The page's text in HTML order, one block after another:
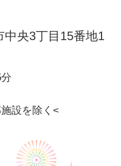
中央3丁目15番地1
設を除く <